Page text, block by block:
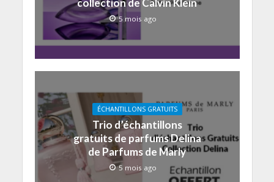
5 mois ago
ÉCHANTILLONS GRATUITS
Trio d’échantillons
gratuits de parfums Delina
de Parfums de Marly
5 mois ago